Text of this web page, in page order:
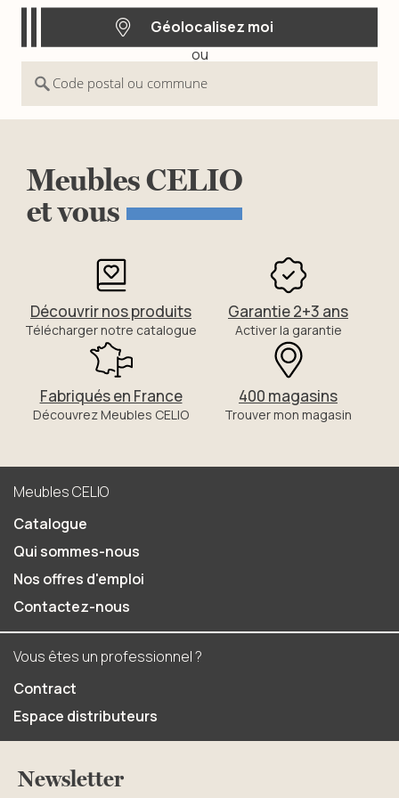
maintenant un espace soigné pour des nuits paisibles.
Géolocalisez moi
Géolocalisez moi
ou
Code postal ou commune
MeublesCELIO
etvous
Découvrir nos produits
Télécharger notre catalogue
Garantie 2+3 ans
Activer la garantie
Fabriqués en France
Découvrez Meubles CELIO
400 magasins
Trouver mon magasin
Meubles CELIO
Catalogue
Qui sommes-nous
Nos offres d'emploi
Contactez-nous
Vous êtes un professionnel ?
Contract
Espace distributeurs
Newsletter